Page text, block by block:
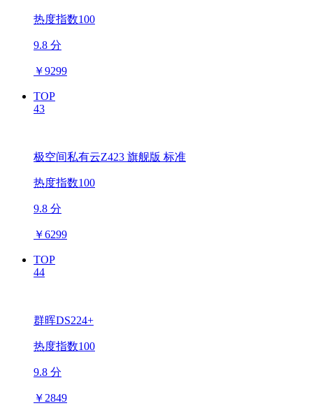
热度指数100
9.8 分
￥9299
TOP
43
极空间私有云Z423 旗舰版 标准
热度指数100
9.8 分
￥6299
TOP
44
群晖DS224+
热度指数100
9.8 分
￥ 2849